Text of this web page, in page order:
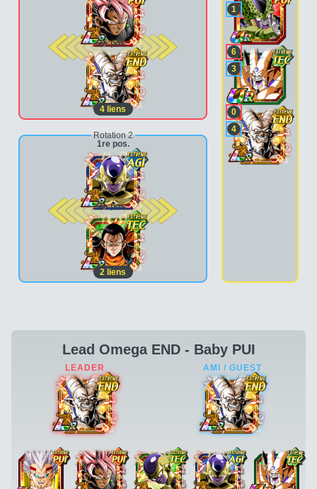
2e pos.
4 liens
Rotation 2
1re pos.
2e pos.
2 liens
1
6
3
0
4
Lead Omega END - Baby PUI